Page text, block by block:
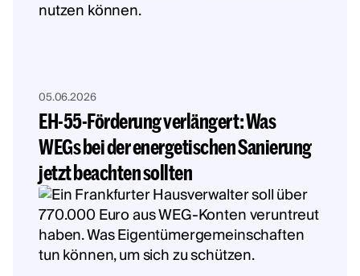
05.06.2026
EH-55-Förderung verlängert: Was
WEGs bei der energetischen Sanierung
jetzt beachten sollten